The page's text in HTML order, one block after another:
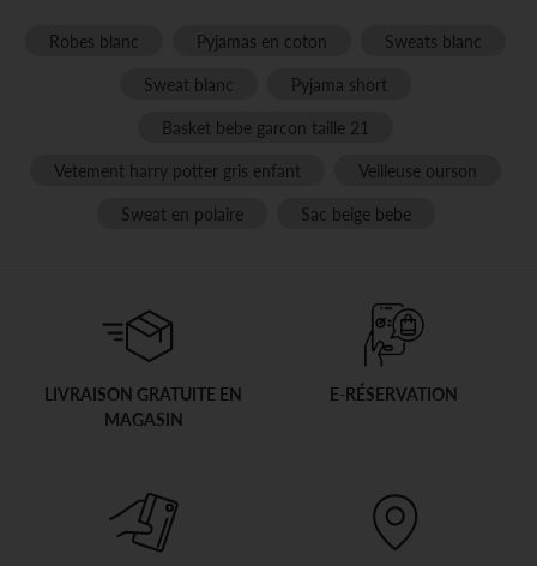
Robes blanc Pyjamas en coton
Sweats blanc
Sweat blanc
Pyjama short
Basket bebe garcon taille 21
Vetement harry potter gris enfant
Veilleuse ourson
Sweat en polaire
Sac beige bebe
LIVRAISON GRATUITE EN
MAGASIN
E-RÉSERVATION